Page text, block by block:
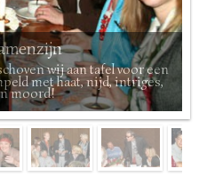
wij aan tafel voor een
met haat, nijd, intriges,
moord!